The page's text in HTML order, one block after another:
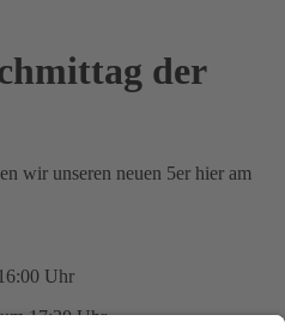
der
wir unseren neuen 5er hier am
Uhr
17:30 Uhr